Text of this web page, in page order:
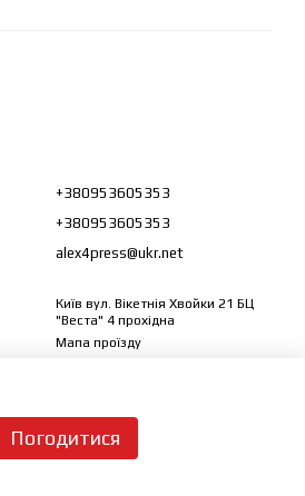
+380953605353
+380953605353
alex4press@ukr.net
Київ вул. Вікетнія Хвойки 21 БЦ
"Веста" 4 прохідна
Мапа проїзду
Погодитися